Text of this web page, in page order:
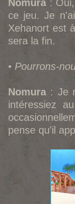
Nomura :
ce jeu. Je
Xehanort est
sera la fin.
• Pourrons-
Nomura : Je
intéressiez
pense qu'il